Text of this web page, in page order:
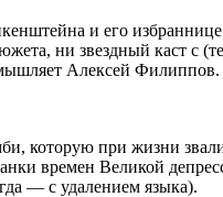
и его
ни звездный каст с
Алексей Филиппов.
которую при жизни
времен Великой
— с удалением языка).